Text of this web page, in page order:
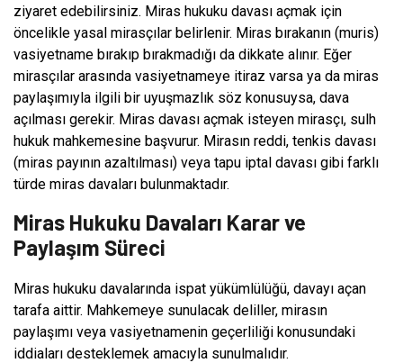
ziyaret edebilirsiniz. Miras hukuku davası açmak için
öncelikle yasal mirasçılar belirlenir. Miras bırakanın (muris)
vasiyetname bırakıp bırakmadığı da dikkate alınır. Eğer
mirasçılar arasında vasiyetnameye itiraz varsa ya da miras
paylaşımıyla ilgili bir uyuşmazlık söz konusuysa, dava
açılması gerekir. Miras davası açmak isteyen mirasçı, sulh
hukuk mahkemesine başvurur. Mirasın reddi, tenkis davası
(miras payının azaltılması) veya tapu iptal davası gibi farklı
türde miras davaları bulunmaktadır.
Miras Hukuku Davaları Karar ve
Paylaşım Süreci
Miras hukuku davalarında ispat yükümlülüğü, davayı açan
tarafa aittir. Mahkemeye sunulacak deliller, mirasın
paylaşımı veya vasiyetnamenin geçerliliği konusundaki
iddiaları desteklemek amacıyla sunulmalıdır.